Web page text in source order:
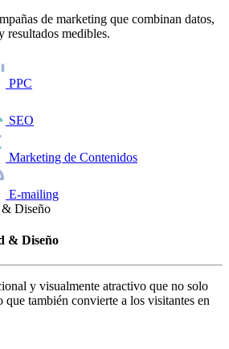
de marketing que combinan datos,
resultados medibles.
PPC
SEO
Marketing de Contenidos
E-mailing
Diseño
& Diseño
y visualmente atractivo que no solo
que también convierte a los visitantes en